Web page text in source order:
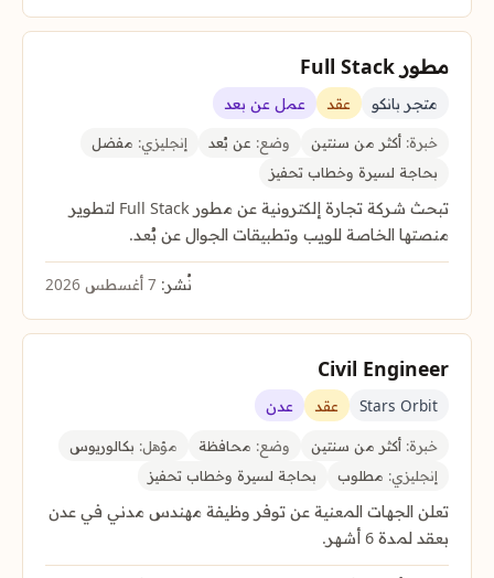
مطور Full Stack
متجر بانكو عقد عمل عن بعد
خبرة: أكثر من سنتين وضع: عن بُعد إنجليزي: مفضل
بحاجة لسيرة وخطاب تحفيز
تبحث شركة تجارة إلكترونية عن مطور Full Stack لتطوير
منصتها الخاصة للويب وتطبيقات الجوال عن بُعد.
نُشر:
Civil Engineer
Stars Orbit عقد عدن
خبرة: أكثر من سنتين وضع: محافظة مؤهل: بكالوريوس
إنجليزي: مطلوب بحاجة لسيرة وخطاب تحفيز
تعلن الجهات المعنية عن توفر وظيفة مهندس مدني في عدن
بعقد لمدة 6 أشهر.